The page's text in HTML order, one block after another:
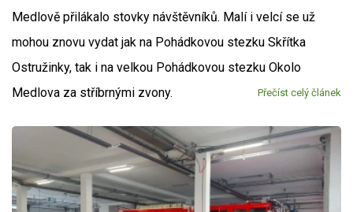
Medlově přilákalo stovky návštěvníků. Malí i velcí se už
mohou znovu vydat jak na Pohádkovou stezku Skřítka
Ostružinky, tak i na velkou Pohádkovou stezku Okolo
Medlova za stříbrnými zvony.
Přečíst celý článek